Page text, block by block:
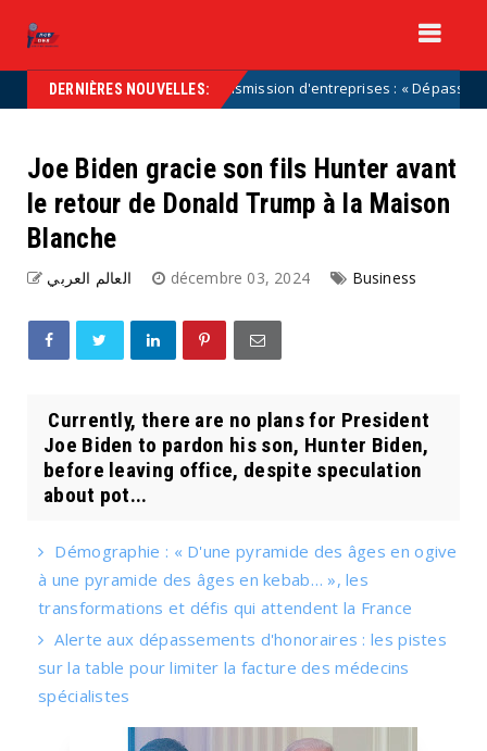
DERNIÈRES NOUVELLES:
Uncategorized Transmission d'entreprises : « Dépassons les
Joe Biden gracie son fils Hunter avant
le retour de Donald Trump à la Maison
Blanche
العالم العربي décembre 03, 2024 Business
Currently, there are no plans for President
Joe Biden to pardon his son, Hunter Biden,
before leaving office, despite speculation
about pot...
Démographie : « D'une pyramide des âges en ogive
à une pyramide des âges en kebab… », les
transformations et défis qui attendent la France
Alerte aux dépassements d'honoraires : les pistes
sur la table pour limiter la facture des médecins
spécialistes